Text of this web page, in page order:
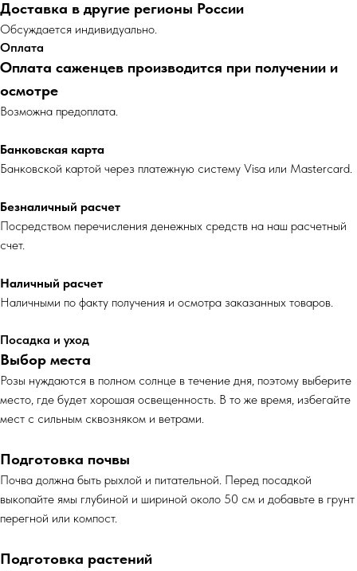
Доставка в другие регионы России
Обсуждается индивидуально.
Оплата
Оплата саженцев производится при получении и
осмотре
Возможна предоплата.
Банковская карта
Банковской картой через платежную систему Visa или Mastercard.
Безналичный расчет
Посредством перечисления денежных средств на наш расчетный
счет.
Наличный расчет
Наличными по факту получения и осмотра заказанных товаров.
Посадка и уход
Выбор места
Розы нуждаются в полном солнце в течение дня, поэтому выберите
место, где будет хорошая освещенность. В то же время, избегайте
мест с сильным сквозняком и ветрами.
Подготовка почвы
Почва должна быть рыхлой и питательной. Перед посадкой
выкопайте ямы глубиной и шириной около 50 см и добавьте в грунт
перегной или компост.
Подготовка растений